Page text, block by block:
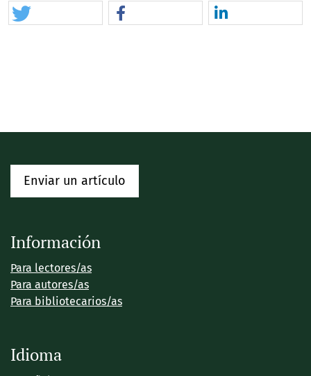
Enviar un artículo
Información
Para lectores/as
Para autores/as
Para bibliotecarios/as
Idioma